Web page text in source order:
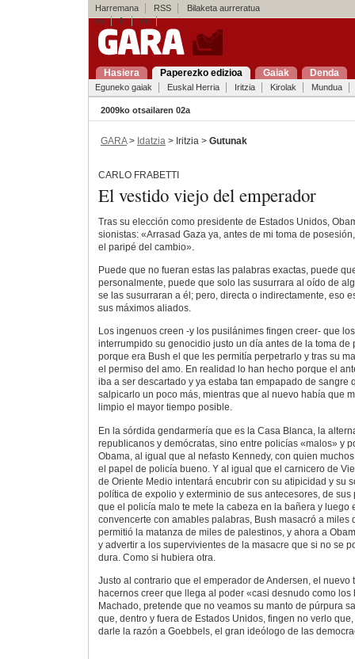
Harremana RSS
Bilaketa aurreratua
es
fr en
Hasiera Paperezko edizioa Gaiak Denda
Eguneko gaiak Euskal Herria Iritzia Kirolak Mundua
2009ko otsailaren 02a
GARA> Idatzia > Iritzia > Gutunak
CARLO FRABETTI
El vestido viejo del emperador
Tras su elección como presidente de Estados Unidos,
sionistas: «Arrasad Gaza ya, antes de mi toma de
el paripé del cambio».
Puede que no fueran estas las palabras exactas, puede
personalmente, puede que solo las susurrara al oído de
se las susurraran a él; pero, directa o indirectamente, eso
sus máximos aliados.
Los ingenuos creen -y los pusilánimes fingen creer- que
interrumpido su genocidio justo un día antes de la toma de
porque era Bush el que les permitía perpetrarlo y tras su
el permiso del amo. En realidad lo han hecho porque el
iba a ser descartado y ya estaba tan empapado de sangre
salpicarlo un poco más, mientras que al nuevo había que
limpio el mayor tiempo posible.
En la sórdida gendarmería que es la Casa Blanca, la
republicanos y demócratas, sino entre policías «malos» y
Obama, al igual que al nefasto Kennedy, con quien
el papel de policía bueno. Y al igual que el carnicero de
de Oriente Medio intentará encubrir con su atipicidad y su
política de expolio y exterminio de sus antecesores, de sus
que el policía malo te mete la cabeza en la bañera y luego
convencerte con amables palabras, Bush masacró a miles
permitió la matanza de miles de palestinos, y ahora a
y advertir a los supervivientes de la masacre que si no se
dura. Como si hubiera otra.
Justo al contrario que el emperador de Andersen, el
hacernos creer que llega al poder «casi desnudo como
Machado, pretende que no veamos su manto de púrpura
que, dentro y fuera de Estados Unidos, fingen no verlo
darle la razón a Goebbels, el gran ideólogo de las